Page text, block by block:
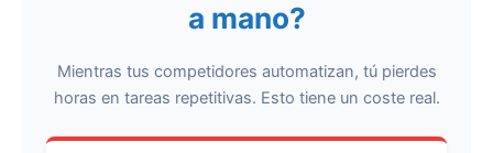
a mano?
Mientras tus competidores automatizan, tú pierdes
horas en tareas repetitivas. Esto tiene un coste real.